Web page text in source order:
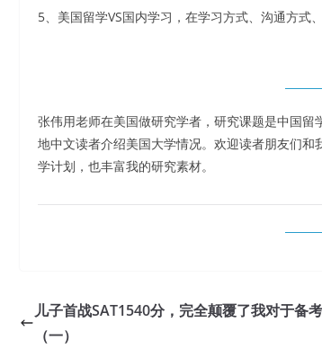
5、美国留学VS国内学习，在学习方式、沟通方式
张伟用老师在美国做研究学者，研究课题是中国
地中文读者介绍美国大学情况。欢迎读者朋友们
学计划，也丰富我的研究素材。
儿子首战SAT1540分，完全颠覆了我对于备
（一）